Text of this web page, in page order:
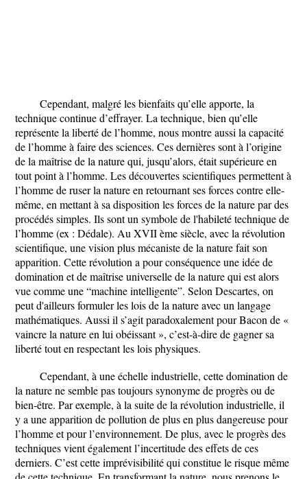
Cependant, malgré les bienfaits qu’elle apporte, la
technique continue d’effrayer. La technique, bien qu’elle
représente la liberté de l’homme, nous montre aussi la capacité
de l’homme à faire des sciences. Ces dernières sont à l’origine
de la maîtrise de la nature qui, jusqu’alors, était supérieure en
tout point à l’homme. Les découvertes scientifiques permettent à
l’homme de ruser la nature en retournant ses forces contre elle-
même, en mettant à sa disposition les forces de la nature par des
procédés simples. Ils sont un symbole de l'habileté technique de
l’homme (ex : Dédale). Au XVII ème siècle, avec la révolution
scientifique, une vision plus mécaniste de la nature fait son
apparition. Cette révolution a pour conséquence une idée de
domination et de maîtrise universelle de la nature qui est alors
vue comme une “machine intelligente”. Selon Descartes, on
peut d'ailleurs formuler les lois de la nature avec un langage
mathématiques. Aussi il s’agit paradoxalement pour Bacon de «
vaincre la nature en lui obéissant », c’est-à-dire de gagner sa
liberté tout en respectant les lois physiques.
Cependant, à une échelle industrielle, cette domination de
la nature ne semble pas toujours synonyme de progrès ou de
bien-être. Par exemple, à la suite de la révolution industrielle, il
y a une apparition de pollution de plus en plus dangereuse pour
l’homme et pour l’environnement. De plus, avec le progrès des
techniques vient également l’incertitude des effets de ces
derniers. C’est cette imprévisibilité qui constitue le risque même